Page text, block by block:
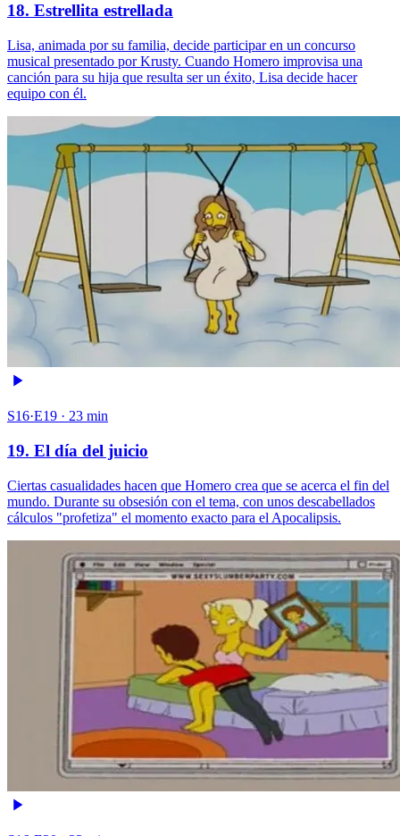
18. Estrellita estrellada
Lisa, animada por su familia, decide participar en un concurso
musical presentado por Krusty. Cuando Homero improvisa una
canción para su hija que resulta ser un éxito, Lisa decide hacer
equipo con él.
S16·E19 · 23 min
19. El día del juicio
Ciertas casualidades hacen que Homero crea que se acerca el fin del
mundo. Durante su obsesión con el tema, con unos descabellados
cálculos "profetiza" el momento exacto para el Apocalipsis.